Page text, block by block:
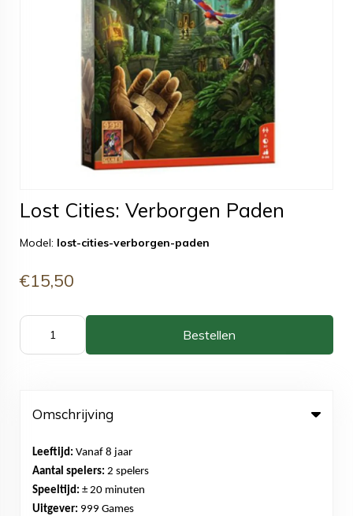
Lost Cities: Verborgen Paden
Model: lost-cities-verborgen-paden
€15,50
Bestellen
Omschrijving
Leeftijd: Vanaf 8 jaar
Aantal spelers: 2 spelers
Speeltijd: ± 20 minuten
Uitgever: 999 Games